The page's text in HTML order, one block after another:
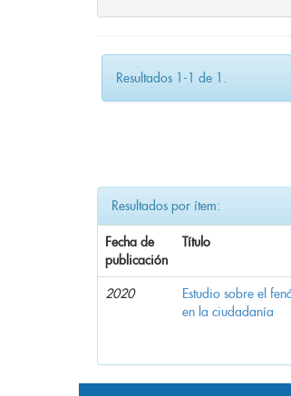
Resultados 1-1 de 1.
Resultados por ítem:
Fecha de
publicación
Título
2020
Estudio sobre el
en la ciudadanía